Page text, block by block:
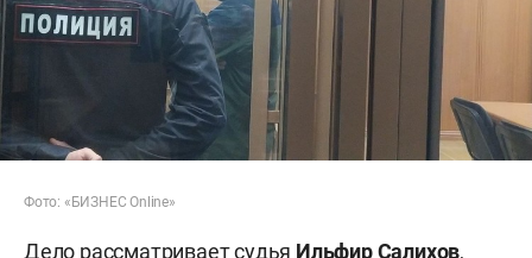
Фото: «БИЗНЕС Online»
Дело рассматривает судья Ильфир Салихов,